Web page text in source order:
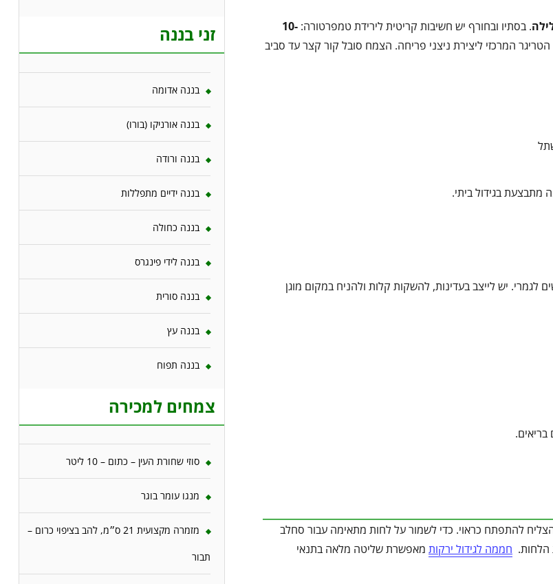
. בסתיו ובחורף יש חשיבות קריטית לירידת טמפרטורה: 10-
המרכזי ליצירת ניצני פריחה. הצמח סובל קור קצר עד סביב
מתבצעת בגידול ביתי.
יש לייצב בעדינות, להשקות קלות ולהניח במקום מוגן
להתפתח כראוי. כדי לשמור על לחות מתאימה עבור סחלב
הלחות. חממה לגידול ירקות מאפשרת שליטה מלאה בתנאי
זני בננה
בננה אדומה
בננה אורניקו (בורו)
בננה ורודה
בננה ידיים מתפללות
בננה כחולה
בננה לידי פינגרס
בננה סורית
בננה עץ
בננה תפוח
צמחים למכירה
סוזי שחורת העין – כתום – 10 ליטר
מנגו עומר בוגר
מזמרה מקצועית 21 ס״מ, להב בציפוי כרום –
תבור